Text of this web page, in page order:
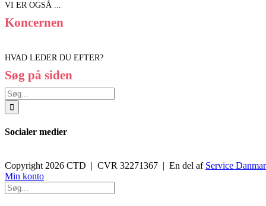
VI ER OGSÅ ...
Koncernen
HVAD LEDER DU EFTER?
Søg på siden
Søg
efter:
Socialer medier
Copyright 2026 CTD | CVR 32271367 | En del af Service
Toggle
Sliding
Bar
Min konto